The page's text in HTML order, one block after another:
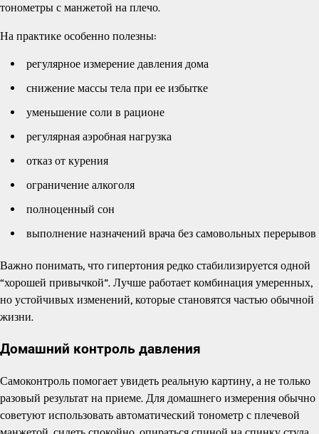
тонометры с манжетой на плечо.
На практике особенно полезны:
регулярное измерение давления дома
снижение массы тела при ее избытке
уменьшение соли в рационе
регулярная аэробная нагрузка
отказ от курения
ограничение алкоголя
полноценный сон
выполнение назначений врача без самовольных перерывов
Важно понимать, что гипертония редко стабилизируется одной
“хорошей привычкой”. Лучше работает комбинация умеренных,
но устойчивых изменений, которые становятся частью обычной
жизни.
Домашний контроль давления
Самоконтроль помогает увидеть реальную картину, а не только
разовый результат на приеме. Для домашнего измерения обычно
советуют использовать автоматический тонометр с плечевой